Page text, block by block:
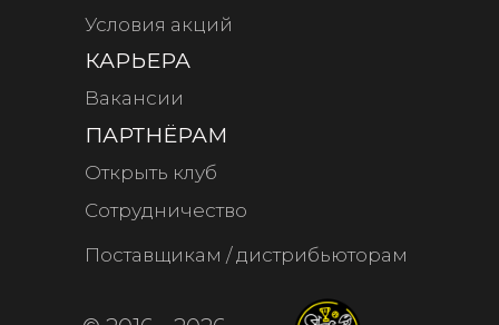
КАРЬЕРА
ПАРТНЁРАМ
Вакансии
Открыть клуб
Условия акций
Сотрудничество
Поставщикам / дистрибьюторам